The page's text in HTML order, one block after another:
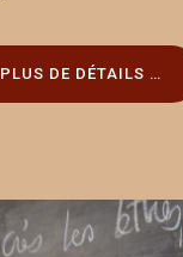
PLUS DE DÉTAILS …